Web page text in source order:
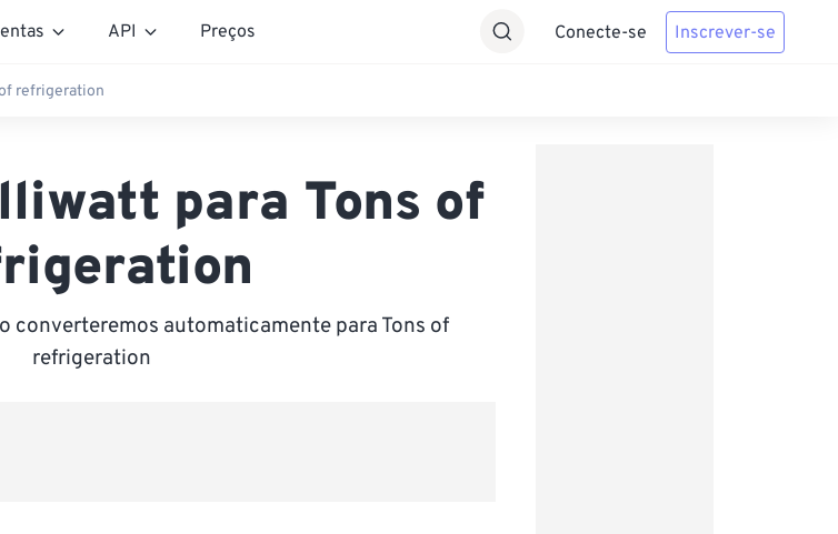
API Preços Conecte-se Inscrever-se
refrigeration
para Tons of
converteremos automaticamente para Tons of
refrigeration